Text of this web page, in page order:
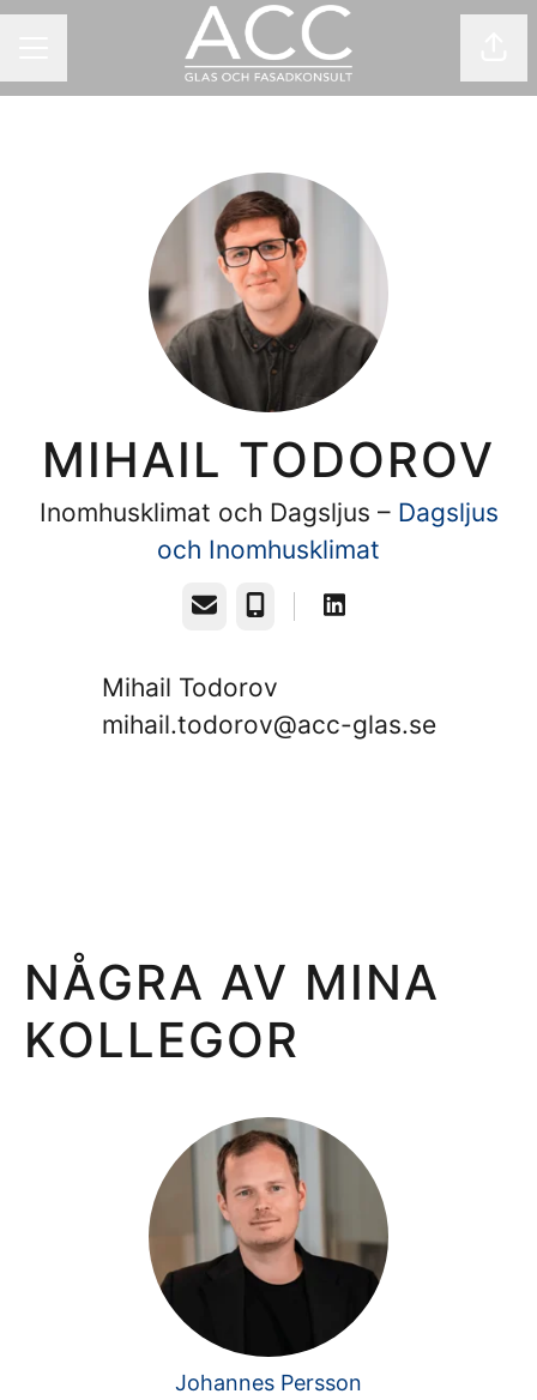
MIHAIL TODOROV
Inomhusklimat och Dagsljus – Dagsljus
och Inomhusklimat
E-postTelefon
Mihail Todorov
mihail.todorov@acc-glas.se
NÅGRA AV MINA
KOLLEGOR
Johannes Persson